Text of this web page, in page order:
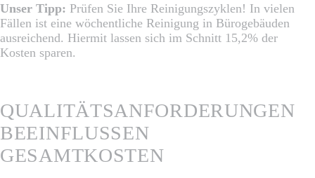
Unser Tipp: Prüfen Sie Ihre Reinigungszyklen! In vielen
Fällen ist eine wöchentliche Reinigung in Bürogebäuden
ausreichend. Hiermit lassen sich im Schnitt 15,2% der
Kosten sparen.
QUALITÄTSANFORDERUNGEN
BEEINFLUSSEN
GESAMTKOSTEN